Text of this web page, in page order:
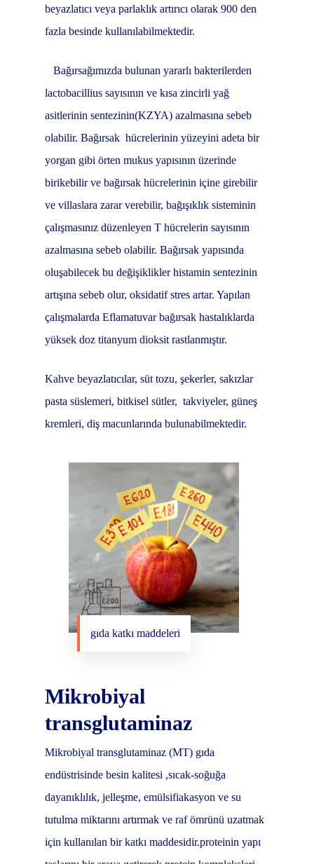
beyazlatıcı veya parlaklık artırıcı olarak 900 den
fazla besinde kullanılabilmektedir.
Bağırsağımızda bulunan yararlı bakterilerden
lactobacillius sayısının ve kısa zincirli yağ
asitlerinin sentezinin(KZYA) azalmasına sebeb
olabilir. Bağırsak hücrelerinin yüzeyini adeta bir
yorgan gibi örten mukus yapısının üzerinde
birikebilir ve bağırsak hücrelerinin içine girebilir
ve villaslara zarar verebilir, bağışıklık sisteminin
çalışmasınız düzenleyen T hücrelerin sayısının
azalmasına sebeb olabilir. Bağırsak yapısında
oluşabilecek bu değişiklikler histamin sentezinin
artışına sebeb olur, oksidatif stres artar. Yapılan
çalışmalarda Eflamatuvar bağırsak hastalıklarda
yüksek doz titanyum dioksit rastlanmıştır.
Kahve beyazlatıcılar, süt tozu, şekerler, sakızlar
pasta süslemeri, bitkisel sütler, takviyeler, güneş
kremleri, diş macunlarında bulunabilmektedir.
gıda katkı maddeleri
Mikrobiyal
transglutaminaz
Mikrobiyal transglutaminaz (MT) gıda
endüstrisinde besin kalitesi ,sıcak-soğuğa
dayanıklılık, jelleşme, emülsifiakasyon ve su
tutulma miktarını artırmak ve raf ömrünü uzatmak
için kullanılan bir katkı maddesidir.proteinin yapı